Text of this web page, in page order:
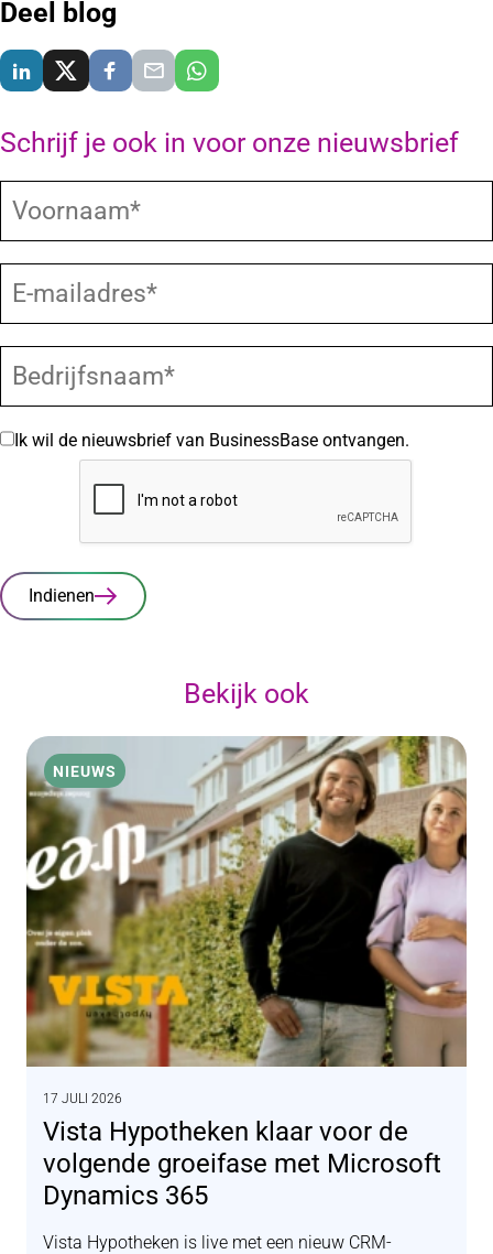
Deel blog
Delen via LinkedIn
Delen via XDelen via Facebook
Delen via E-Mail
Delen via WhatsApp
Schrijf je ook in voor onze nieuwsbrief
Ik wil de nieuwsbrief van BusinessBase ontvangen.
Indienen
Bekijk ook
NIEUWS
17 JULI 2026
Vista Hypotheken klaar voor de
volgende groeifase met Microsoft
Dynamics 365
Vista Hypotheken is live met een nieuw CRM-